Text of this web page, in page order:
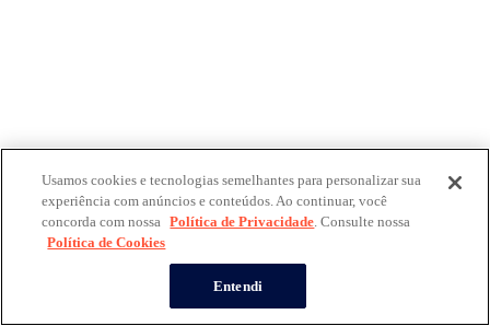
Usamos cookies e tecnologias semelhantes para personalizar sua
experiência com anúncios e conteúdos. Ao continuar, você
concorda com nossa Política de Privacidade. Consulte nossa
Política de Cookies
Entendi